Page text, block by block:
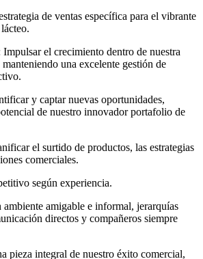
de ventas específica para el vibrante
el crecimiento dentro de nuestra
una excelente gestión de
y captar nuevas oportunidades,
de nuestro innovador portafolio de
el surtido de productos, las estrategias
comerciales.
según experiencia.
amigable e informal, jerarquías
directos y compañeros siempre
pieza integral de nuestro éxito comercial,